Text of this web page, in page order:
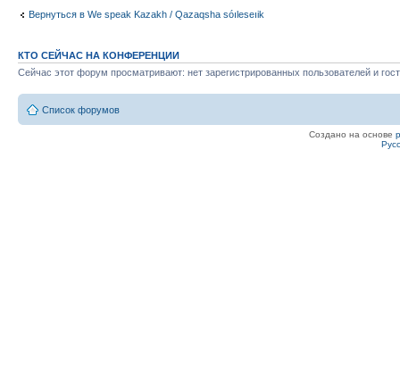
Вернуться в We speak Kazakh / Qazaqsha sóıleseıik
КТО СЕЙЧАС НА КОНФЕРЕНЦИИ
Сейчас этот форум просматривают: нет зарегистрированных пользователей и
Список форумов
Создано на основе